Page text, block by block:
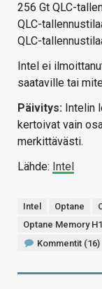
256 Gt QLC-
QLC-
QLC-
Intel ei
saataville tai
Päivitys: Intelin
kertoivat vain
merkittävästi.
Lähde: Intel
Intel Optane
Optane Memory
Kommentit (16)